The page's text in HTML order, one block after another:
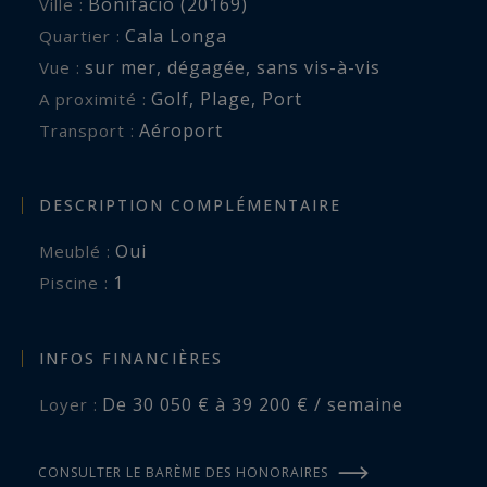
jour de votre arrivée, location de voiture, moto,
bateau avec et sans skipper. Tous services pour
agrémenter votre séjour.
Quartier : Cala Longa
Vue : sur mer, dégagée, sans vis-à-vis
A proximité : Golf, Plage, Port
Transport : Aéroport
DESCRIPTION COMPLÉMENTAIRE
Meublé : Oui
piscine : 1
INFOS FINANCIÈRES
Loyer : De 30 050 € à 39 200 € / semaine
CONSULTER LE BARÈME DES HONORAIRES